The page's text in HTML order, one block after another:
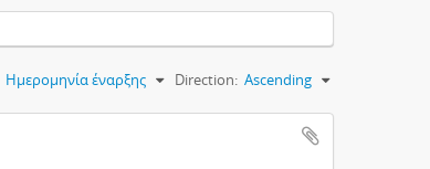
Ημερομηνία έναρξης Direction: Ascending